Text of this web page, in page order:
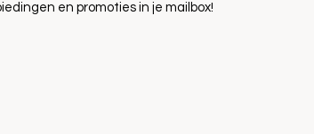
en promoties in je mailbox!